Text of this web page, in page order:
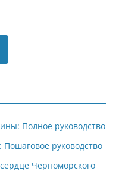
т
р
в
и
т
ь
Полное руководство
руководство
Черноморского